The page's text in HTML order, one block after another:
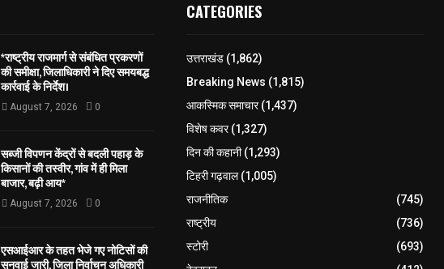
*राष्ट्रीय राजमार्ग से संबंधित प्रकरणों
की समीक्षा, जिलाधिकारी ने दिए समयबद्ध
कार्रवाई के निर्देश।
August 7, 2026 0
सब्जी विपणन केंद्रों से बदली पहाड़ के
किसानों की तस्वीर, गांव में ही मिला
बाजार, बढ़ी आय*
August 7, 2026 0
एसआईआर के तहत भेजे गए नोटिसों की
CATEGORIES
उत्तराखंड(1,862)
Breaking News (1,815)
आकस्मिक समाचार(1,437)
विशेष कवर(1,327)
दिन की कहानी(1,293)
टिहरी गढ़वाल(1,005)
राजनीतिक
(745)
राष्ट्रीय
(736)
स्टोरी
(693)